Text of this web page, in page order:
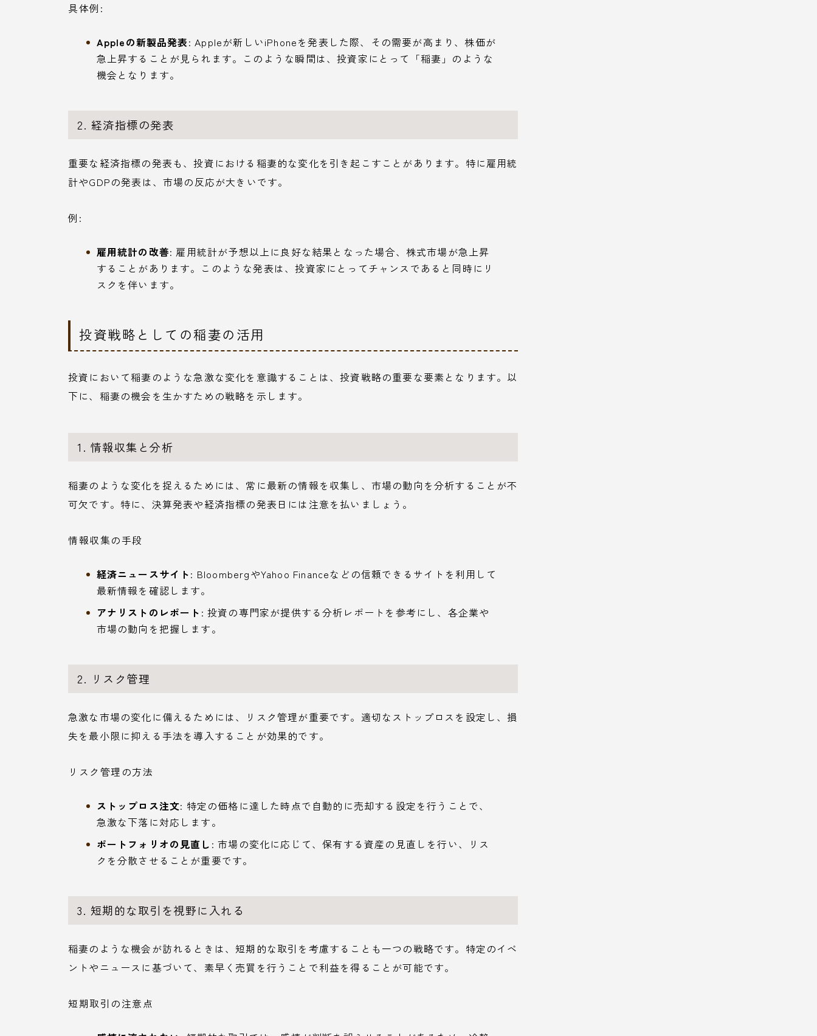
具体例:
Appleの新製品発表: Appleが新しいiPhoneを発表した際、その需要が高まり、株価が
急上昇することが見られます。このような瞬間は、投資家にとって「稲妻」のような
機会となります。
2. 経済指標の発表
重要な経済指標の発表も、投資における稲妻的な変化を引き起こすことがあります。特に雇用統
計やGDPの発表は、市場の反応が大きいです。
例:
雇用統計の改善: 雇用統計が予想以上に良好な結果となった場合、株式市場が急上昇
することがあります。このような発表は、投資家にとってチャンスであると同時にリ
スクを伴います。
投資戦略としての稲妻の活用
投資において稲妻のような急激な変化を意識することは、投資戦略の重要な要素となります。以
下に、稲妻の機会を生かすための戦略を示します。
1. 情報収集と分析
稲妻のような変化を捉えるためには、常に最新の情報を収集し、市場の動向を分析することが不
可欠です。特に、決算発表や経済指標の発表日には注意を払いましょう。
情報収集の手段
経済ニュースサイト: BloombergやYahoo Financeなどの信頼できるサイトを利用して
最新情報を確認します。
アナリストのレポート : 投資の専門家が提供する分析レポートを参考にし、各企業や
市場の動向を把握します。
2. リスク管理
急激な市場の変化に備えるためには、リスク管理が重要です。適切なストップロスを設定し、損
失を最小限に抑える手法を導入することが効果的です。
リスク管理の方法
ストップロス注文: 特定の価格に達した時点で自動的に売却する設定を行うことで、
急激な下落に対応します。
ポートフォリオの見直し : 市場の変化に応じて、保有する資産の見直しを行い、リス
クを分散させることが重要です。
3. 短期的な取引を視野に入れる
稲妻のような機会が訪れるときは、短期的な取引を考慮することも一つの戦略です。特定のイベ
ントやニュースに基づいて、素早く売買を行うことで利益を得ることが可能です。
短期取引の注意点